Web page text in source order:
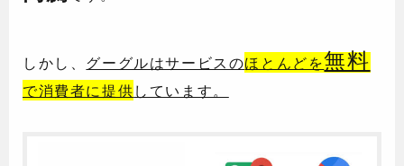
しかし、 グーグルはサービスのほとんどを無料
で消費者に提供しています。